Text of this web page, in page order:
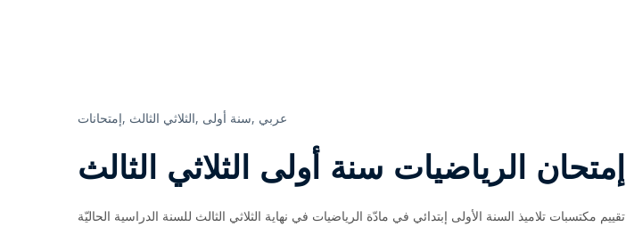
إمتحانات, الثلاثي الثالث, سنة أولى, عربي
إمتحان الرياضيات سنة أولى الثلاثي الثالث
تقييم مكتسبات تلاميذ السنة الأولى إبتدائي في مادّة الرياضيات في نهاية الثلاثي الثالث للسنة الدراسية الحاليّة